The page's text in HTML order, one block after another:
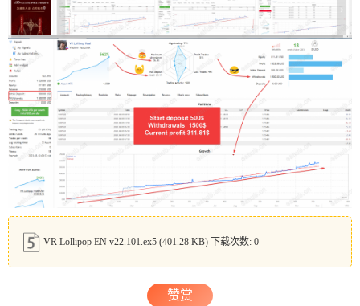
VR Lollipop EN v22.101.ex5 (401.28 KB) 下载次数: 0
赞赏